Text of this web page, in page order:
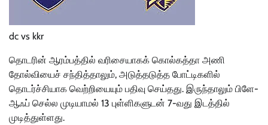
dc vs kkr
தொடரின் ஆரம்பத்தில் வரிசையாகக் கொல்கத்தா அணி
தோல்வியைச் சந்தித்தாலும், அடுத்தடுத்த போட்டிகளில்
தொடர்ச்சியாக வெற்றியையும் பதிவு செய்தது. இருந்தாலும் பிளே-
ஆஃப் செல்ல முடியாமல் 13 புள்ளிகளுடன் 7-வது இடத்தில்
முடித்துள்ளது.